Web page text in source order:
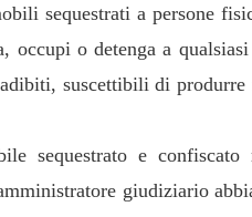
sequestrati a persone
occupi o detenga a
suscettibili di
sequestrato e confiscato
giudiziario